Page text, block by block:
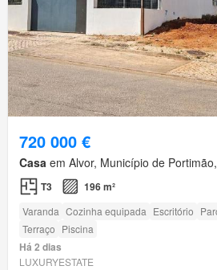
720 000 €
Casa em Alvor, Município de
T3 196 m²
Varanda Cozinha equipada Escritório
Terraço Piscina
Há 2 dias
LUXURYESTATE